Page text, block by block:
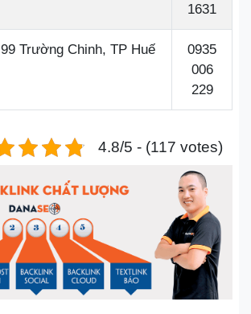
1631
99 Trường Chinh, TP Huế
0935
006
229
4.8/5 - (117 votes)